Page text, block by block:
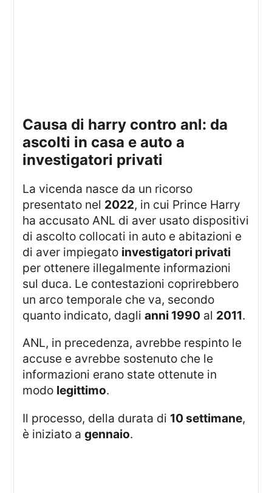
causa di harry contro anl: da
ascolti in casa e auto a
investigatori privati
La vicenda nasce da un ricorso
presentato nel 2022, in cui Prince Harry
ha accusato ANL di aver usato dispositivi
di ascolto collocati in auto e abitazioni e
di aver impiegato investigatori privati
per ottenere illegalmente informazioni
sul duca. Le contestazioni coprirebbero
un arco temporale che va, secondo
quanto indicato, daglianni 1990 al 2011.
ANL, in precedenza, avrebbe respinto le
accuse e avrebbe sostenuto che le
informazioni erano state ottenute in
modo legittimo.
Il processo, della durata di 10 settimane,
è iniziato agennaio.